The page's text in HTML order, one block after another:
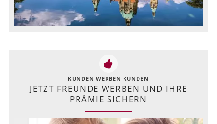
KUNDEN WERBEN KUNDEN
JETZT FREUNDE WERBEN UND IHRE
PRÄMIE SICHERN